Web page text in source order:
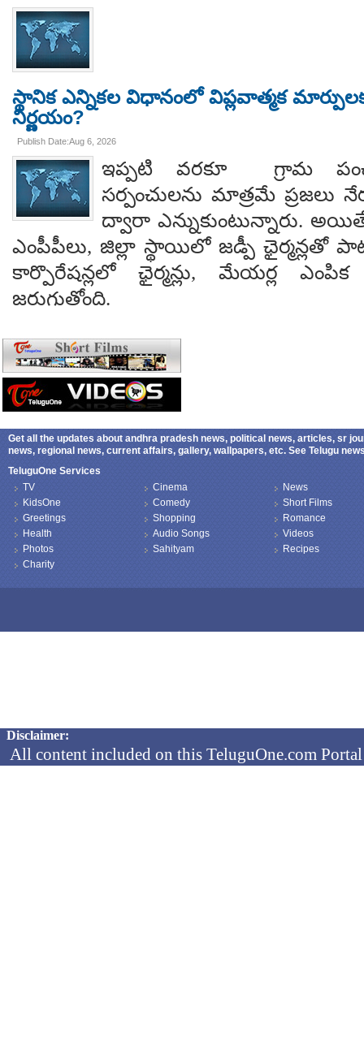
స్థానిక ఎన్నికల విధానంలో విప్లవాత్మక
నిర్ణయం?
Publish Date:Aug 6, 2026
ఇప్పటి వరకూ గ్రామ
సర్పంచులను మాత్రమే ప్రజలు
ద్వారా ఎన్నుకుంటున్నారు.
ఎంపీపీలు, జిల్లా స్థాయిలో జడ్పీ ఛైర్మన్లతో
కార్పొరేషన్లలో ఛైర్మన్లు, మేయర్ల ఎంపిక
జరుగుతోంది.
Get all the updates about andhra pradesh news, political news, articles, sr
news, regional news, current affairs, gallery, wallpapers, etc. See Telugu
TeluguOne Services
TV
KidsOne
Greetings
Health
Photos
Charity
Cinema
Comedy
Shopping
Audio Songs
Sahityam
News
Short Films
Romance
Videos
Recipes
Disclaimer:
All content included on this TeluguOne.com